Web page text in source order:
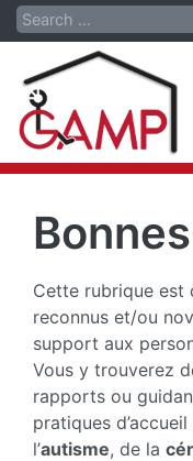
Search
Cette rubrique est
reconnus et/ou
support aux
Vous y trouverez
rapports ou
pratiques
l’autisme, de la